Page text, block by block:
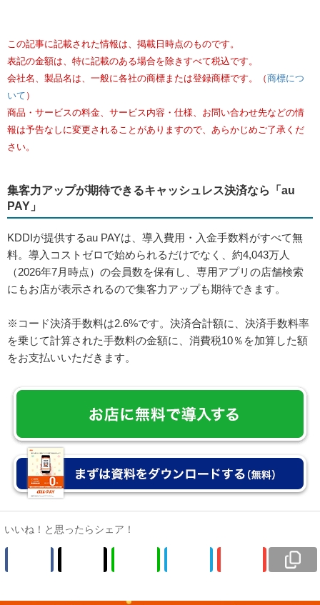
この記事に記載された情報は、掲載日時点のものです。
表記の金額は、特に記載のある場合を除きすべて税込です。
会社名、製品名は、一般に各社の商標または登録商標です。（商標につ
いて ）
商品・サービスの料金、サービス内容・仕様、お問い合わせ先などの情
報は予告なしに変更されることがありますので、あらかじめご了承くだ
さい。
集客力アップが期待できるキャッシュレス決済なら「au
PAY」
KDDIが提供するau PAYは、導入費用・入金手数料がすべて無
料。導入コストゼロで始められるだけでなく、約4,043万人
（2026年7月時点）の会員数を保有し、専用アプリの店舗検索
にもお店が表示されるので集客力アップも期待できます。
※コード決済手数料は2.6%です。決済合計額に、決済手数料率
を乗じて計算された手数料の金額に、消費税10％を加算した額
をお支払いいただきます。
いいね！と思ったらシェア！